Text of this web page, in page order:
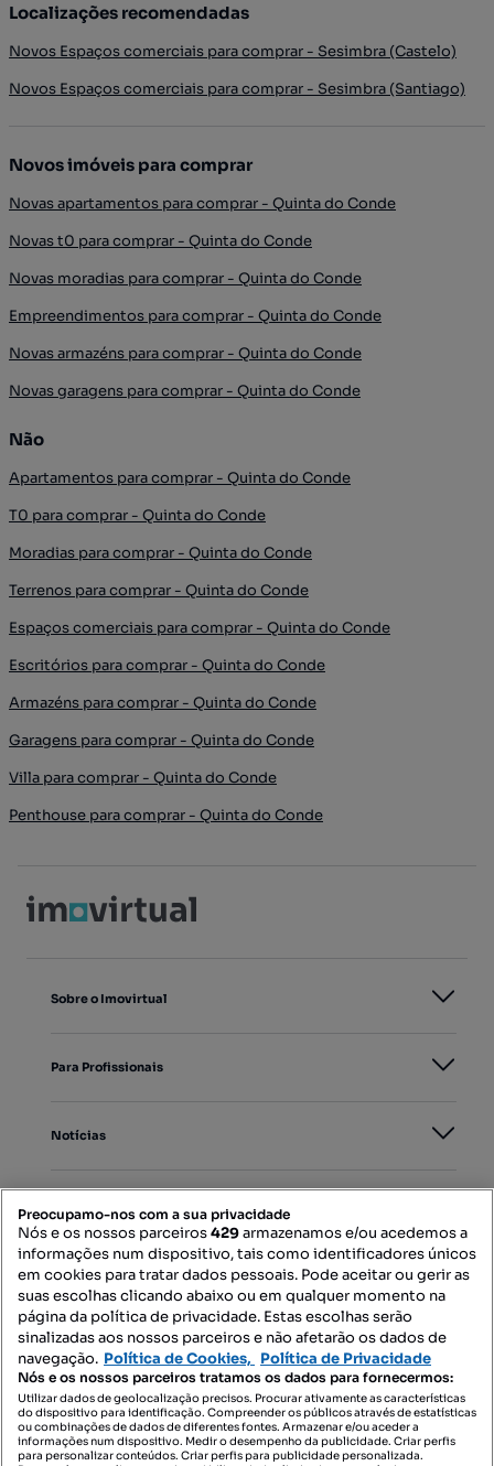
Localizações recomendadas
Novos Espaços comerciais para comprar - Sesimbra (Castelo)
Novos Espaços comerciais para comprar - Sesimbra (Santiago)
Novos imóveis para comprar
Novas apartamentos para comprar - Quinta do Conde
Novas t0 para comprar - Quinta do Conde
Novas moradias para comprar - Quinta do Conde
Empreendimentos para comprar - Quinta do Conde
Novas armazéns para comprar - Quinta do Conde
Novas garagens para comprar - Quinta do Conde
Não
Apartamentos para comprar - Quinta do Conde
T0 para comprar - Quinta do Conde
Moradias para comprar - Quinta do Conde
Terrenos para comprar - Quinta do Conde
Espaços comerciais para comprar - Quinta do Conde
Escritórios para comprar - Quinta do Conde
Armazéns para comprar - Quinta do Conde
Garagens para comprar - Quinta do Conde
Villa para comprar - Quinta do Conde
Penthouse para comprar - Quinta do Conde
Sobre o Imovirtual
Para Profissionais
Notícias
Mapa do Site
Contacte-nos
SIGA-NOS:
Preocupamo-nos com a sua privacidade
Nós e os nossos parceiros429armazenamos e/ou acedemos a
informações num dispositivo, tais como identificadores únicos
em cookies para tratar dados pessoais. Pode aceitar ou gerir as
suas escolhas clicando abaixo ou em qualquer momento na
página da política de privacidade. Estas escolhas serão
sinalizadas aos nossos parceiros e não afetarão os dados de
navegação. Política de Cookies, Política de Privacidade
Nós e os nossos parceiros tratamos os dados para fornecermos:
Utilizar dados de geolocalização precisos. Procurar ativamente as características
do dispositivo para identificação. Compreender os públicos através de estatísticas
ou combinações de dados de diferentes fontes. Armazenar e/ou aceder a
informações num dispositivo. Medir o desempenho da publicidade. Criar perfis
para personalizar conteúdos. Criar perfis para publicidade personalizada.